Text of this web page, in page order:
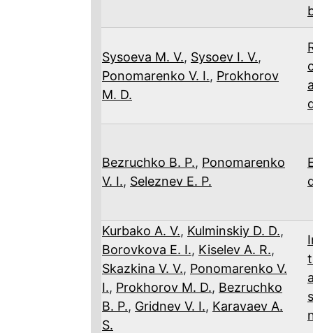
Sysoeva M. V., Sysoev I. V.,
Ponomarenko V. I., Prokhorov
M. D.
Bezruchko B. P., Ponomarenko
V. I., Seleznev E. P.
Kurbako A. V., Kulminskiy D. D.,
Borovkova E. I., Kiselev A. R.,
Skazkina V. V., Ponomarenko V.
I., Prokhorov M. D., Bezruchko
B. P., Gridnev V. I., Karavaev A.
S.